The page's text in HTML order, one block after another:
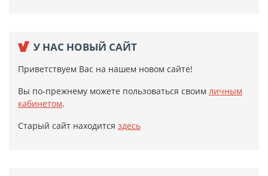
У НАС НОВЫЙ САЙТ
Приветствуем Вас на нашем новом сайте!
Вы по-прежнему можете пользоваться своим личным
кабинетом.
Старый сайт находится здесь